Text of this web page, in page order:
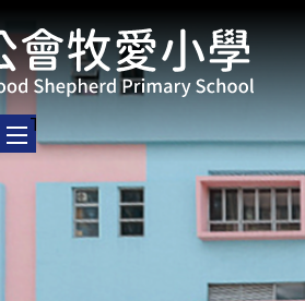
Toggle main menu visibility